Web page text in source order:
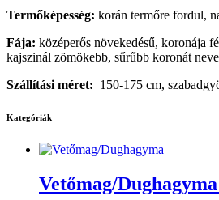
Termőképesség: korán termőre fordul,
Fája: középerős növekedésű, koronája
kajszinál zömökebb, sűrűbb koronát
Szállítási méret: 150-175 cm,
Kategóriák
Vetőmag/Dughagyma